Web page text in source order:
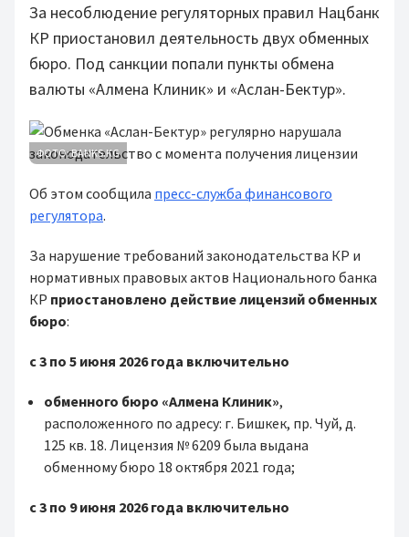
За несоблюдение регуляторных правил Нацбанк
КР приостановил деятельность двух обменных
бюро. Под санкции попали пункты обмена
валюты «Алмена Клиник» и «Аслан-Бектур».
ФОТО: BANKS.KG
Об этом сообщила пресс-служба финансового
регулятора.
За нарушение требований законодательства КР и
нормативных правовых актов Национального банка
КР приостановлено действие лицензий обменных
бюро:
с 3 по 5 июня 2026 года включительно
обменного бюро «Алмена Клиник»,
расположенного по адресу: г. Бишкек, пр. Чуй, д.
125 кв. 18. Лицензия № 6209 была выдана
обменному бюро 18 октября 2021 года;
с 3 по 9 июня 2026 года включительно